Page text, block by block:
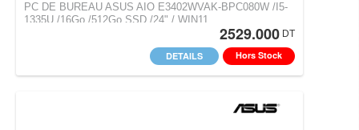
PC DE BUREAU ASUS AIO E3402WVAK-BPC080W /I5-
1335U /16Go /512Go SSD /24" / WIN11
2529.000 DT
Hors Stock
DETAILS